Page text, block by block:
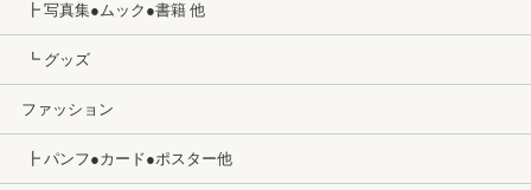
┣ 写真集●ムック●書籍 他
┗ グッズ
ファッション
┣ パンフ●カード●ポスター他